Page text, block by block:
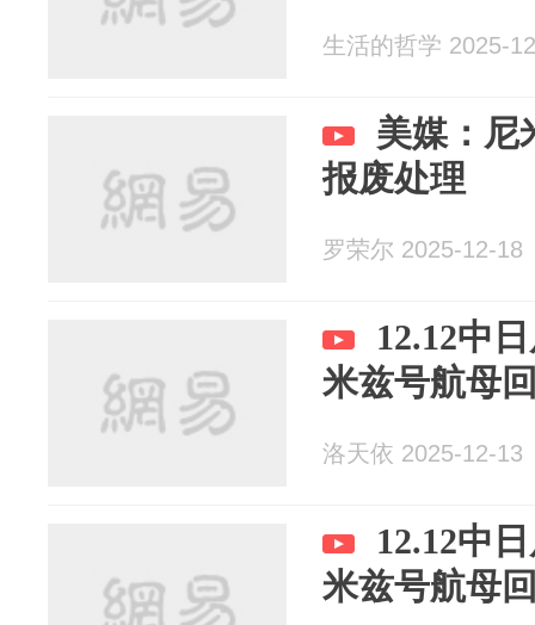
生活的哲学 2025-
美媒：尼
报废处理
罗荣尔 2025-12-18
12.12中
米兹号航母
洛天依 2025-12-13
12.12中
米兹号航母